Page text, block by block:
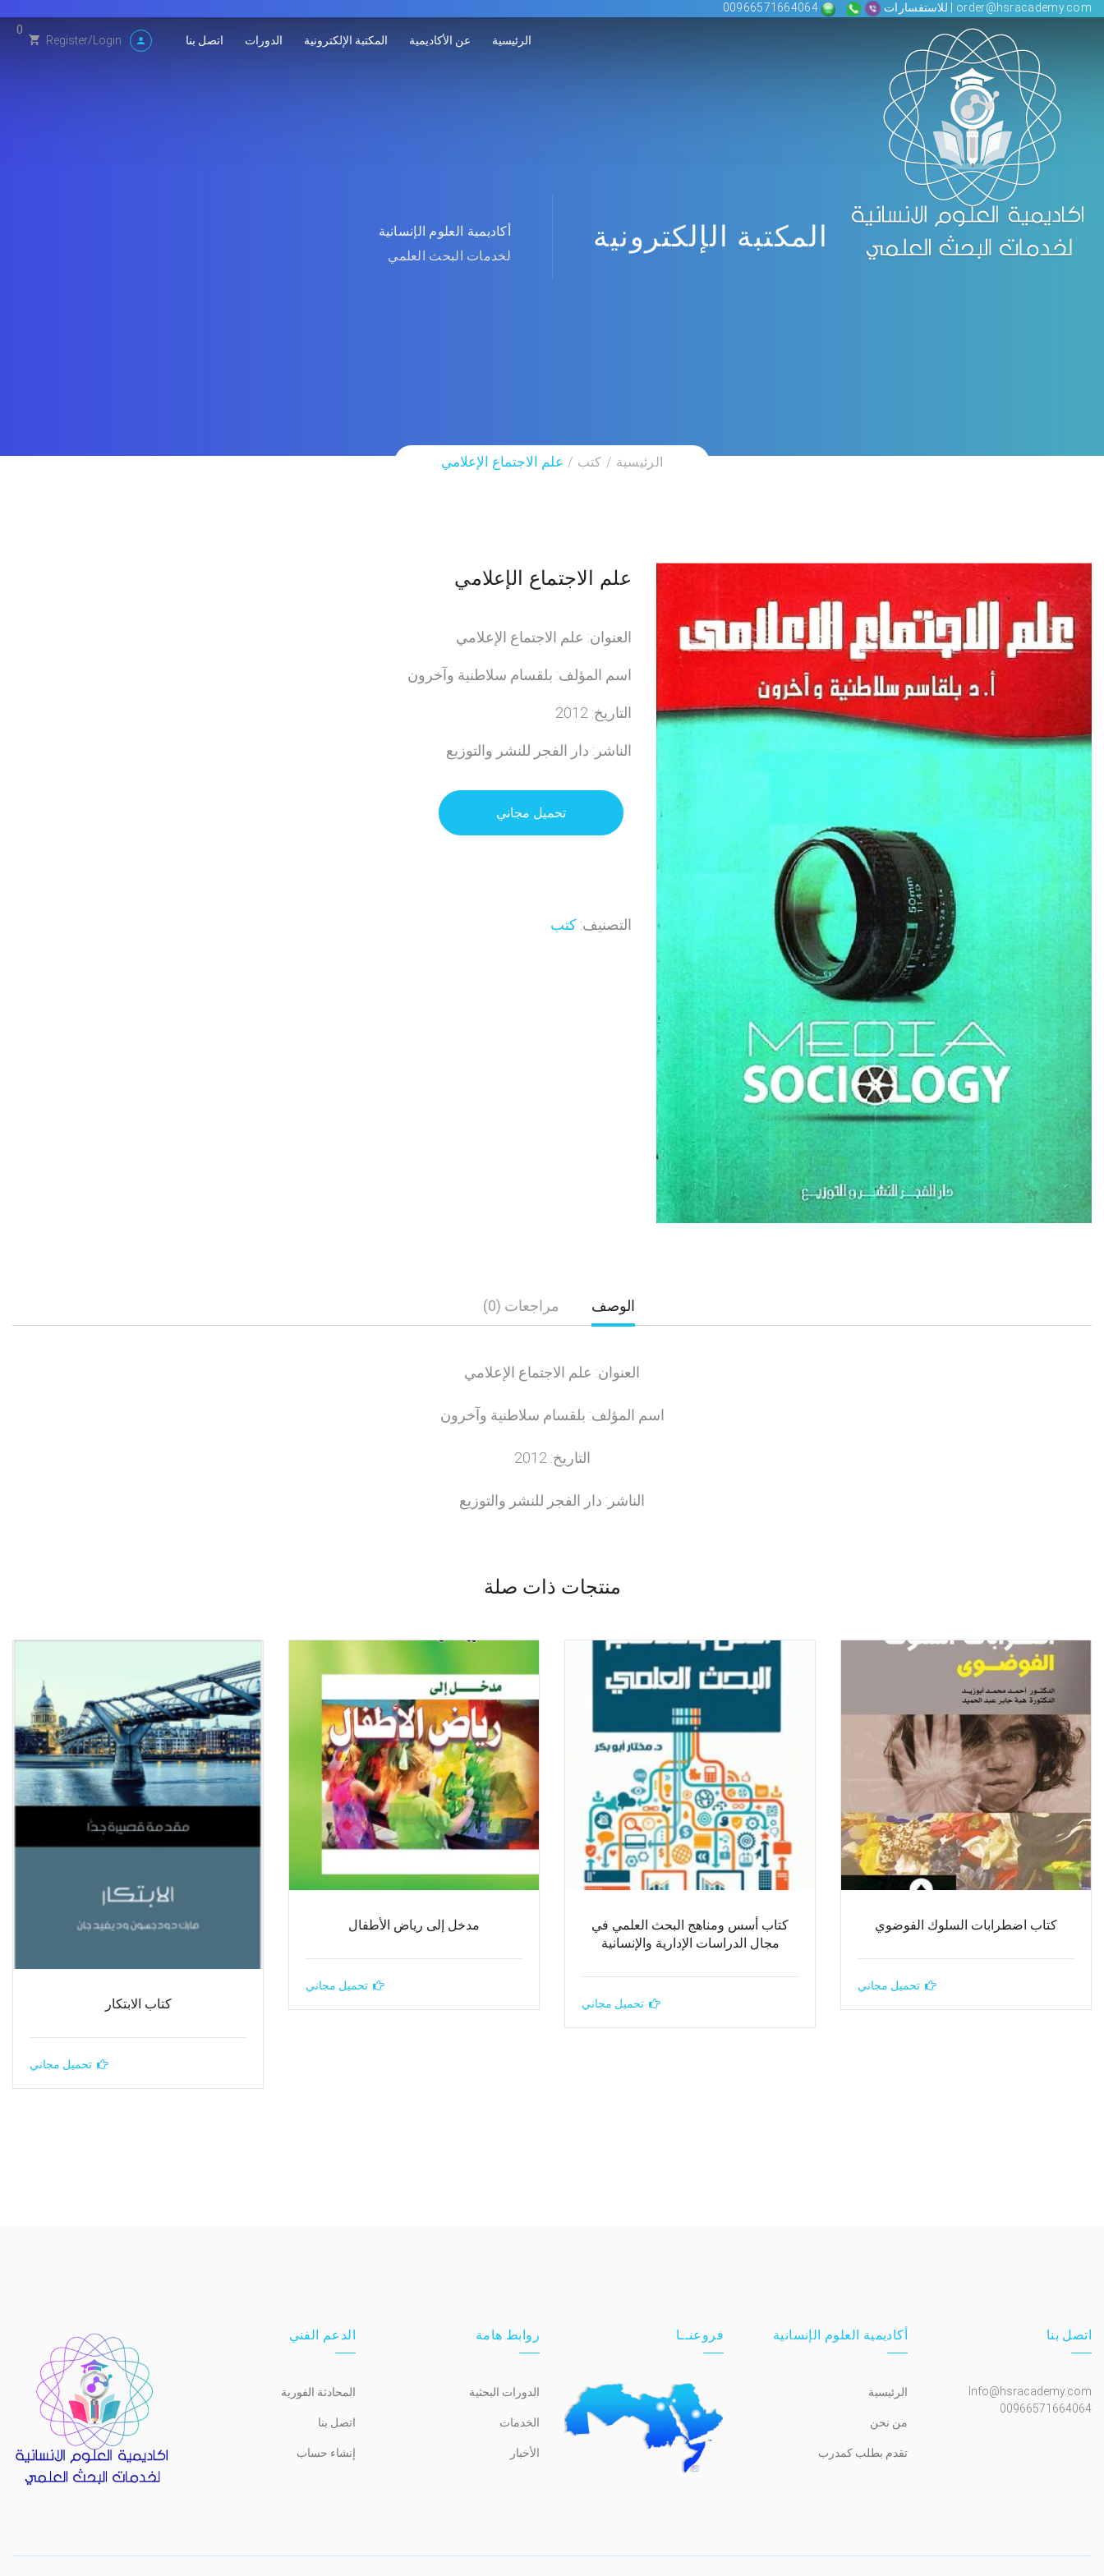
order@hsracademy.com | للاستفسارات 00966571664064
الرئيسية عن الأكاديمية المكتبة الإلكترونية الدورات اتصل بنا Register/Login
0
المكتبة الإلكترونية
أكاديمية العلوم الإنسانية
لخدمات البحث العلمي
الرئيسية كتب علم الاجتماع الإعلامي
علم الاجتماع الإعلامي
العنوان: علم الاجتماع الإعلامي
اسم المؤلف: بلقسام سلاطنية وآخرون
التاريخ: 2012
الناشر: دار الفجر للنشر والتوزيع
تحميل مجاني
التصنيف: كتب
الوصف مراجعات (0)
العنوان: علم الاجتماع الإعلامي
اسم المؤلف: بلقسام سلاطنية وآخرون
التاريخ: 2012
الناشر: دار الفجر للنشر والتوزيع
منتجات ذات صلة
كتاب اضطرابات السلوك الفوضوي
تحميل مجاني
كتاب أسس ومناهج البحث العلمي في
مجال الدراسات الإدارية والإنسانية
تحميل مجاني
مدخل إلى رياض الأطفال
تحميل مجاني
كتاب الابتكار
تحميل مجاني
اتصل بنا
Info@hsracademy.com
00966571664064
أكاديمية العلوم الإنسانية
الرئيسية
من نحن
تقدم بطلب كمدرب
فروعنــا روابط هامة
الدورات البحثية
الخدمات
الأخبار
الدعم الفني
المحادثة الفورية
اتصل بنا
إنشاء حساب